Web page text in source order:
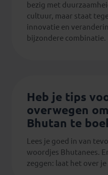
bezig met
cultuur, maar staat
innovatie en
bijzondere combinatie.
Heb je tips
overwegen
Bhutan te
Lees je goed in van
woordjes Bhutanees.
zeggen: laat het over je